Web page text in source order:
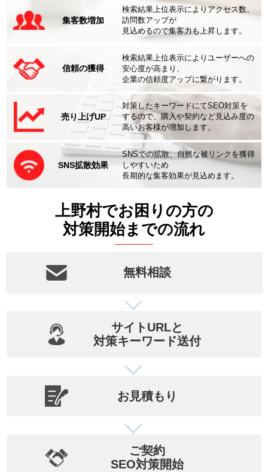
集客数増加
検索結果上位表示によりアクセス数、
訪問数アップが
見込めるので集客力も上昇します。
信頼の獲得
検索結果上位表示によりユーザーへの
安心度が高まり、
企業の信頼度アップに繋がります。
売り上げUP
対策したキーワードにてSEO対策を
するので、購入や契約など見込み度の
高いお客様が増加します。
SNS拡散効果
SNSでの拡散、自然な被リンクを獲得
しやすいため
長期的な集客効果が見込めます。
上野村でお困りの方の
対策開始までの流れ
無料相談
サイトURLと
対策キーワード送付
お見積もり
ご契約
SEO対策開始